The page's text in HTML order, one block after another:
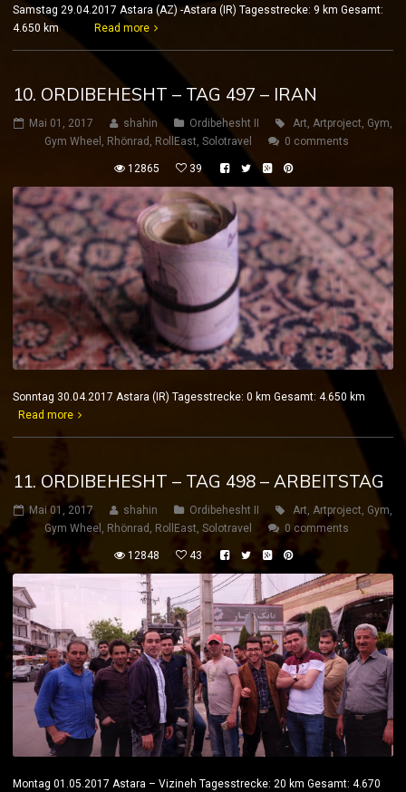
Samstag 29.04.2017 Astara (AZ) -Astara (IR) Tagesstrecke: 9 km Gesamt:
4.650 km
Read more
10. ORDIBEHESHT – TAG 497 – IRAN
Mai 01, 2017 shahin Ordibehesht II Art, Artproject, Gym,
Gym Wheel , Rhönrad , RollEast, Solotravel 0 comments
12865 39
Sonntag 30.04.2017 Astara (IR) Tagesstrecke: 0 km Gesamt: 4.650 km
Read more
11. ORDIBEHESHT – TAG 498 – ARBEITSTAG
Mai 01, 2017 shahin Ordibehesht II Art, Artproject, Gym,
Gym Wheel , Rhönrad , RollEast, Solotravel 0 comments
12848 43
Montag 01.05.2017 Astara – Vizineh Tagesstrecke: 20 km Gesamt: 4.670